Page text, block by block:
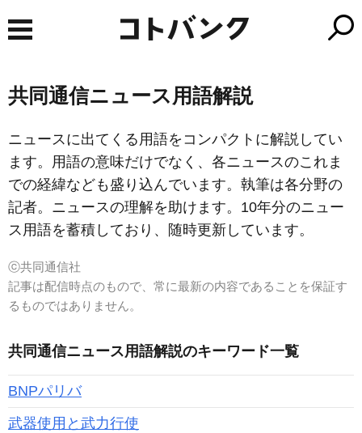
共同通信ニュース用語解説
ニュースに出てくる用語をコンパクトに解説してい
ます。用語の意味だけでなく、各ニュースのこれま
での経緯なども盛り込んでいます。執筆は各分野の
記者。ニュースの理解を助けます。10年分のニュー
ス用語を蓄積しており、随時更新しています。
ⓒ共同通信社
記事は配信時点のもので、常に最新の内容であることを保証す
るものではありません。
共同通信ニュース用語解説のキーワード一覧
BNPパリバ
武器使用と武力行使